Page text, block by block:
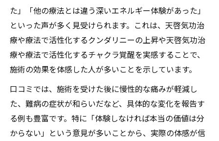
への可能性
体験談から見る天啓気功治療法の深い魅力
難病体験者が語る天啓気功治療法の変化
天啓気功治療法による天啓気功治療や療法
天啓気功治療や療法で活性化するチャクラ
覚醒がもたらす心身の驚きの体験
YouTubeや2chで紹介された生の声を分析
た」「他の療法とは違う深いエネルギー体験があった」
といった声が多く見受けられます。これは、天啓気功治
療や療法で活性化するクンダリニーの上昇や天啓気功治
療や療法で活性化するチャクラ覚醒を実感することで、
施術の効果を体感した人が多いことを示しています。
口コミでは、施術を受けた後に慢性的な痛みが軽減し
た、難病の症状が和らいだなど、具体的な変化を報告す
る例も豊富です。特に「体験しなければ本当の価値は分
からない」という意見が多いことから、実際の体感が信